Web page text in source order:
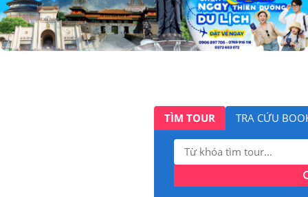
TÌM TOUR TRA CỨU
Tìm
kiếm: